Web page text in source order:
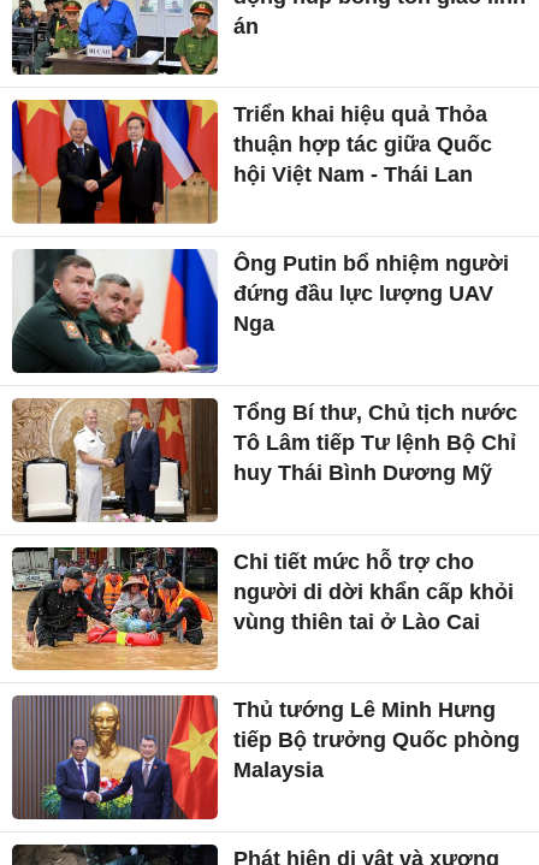
án
Triển khai hiệu quả Thỏa
thuận hợp tác giữa Quốc
hội Việt Nam - Thái Lan
Ông Putin bổ nhiệm người
đứng đầu lực lượng UAV
Nga
Tổng Bí thư, Chủ tịch nước
Tô Lâm tiếp Tư lệnh Bộ Chỉ
huy Thái Bình Dương Mỹ
Chi tiết mức hỗ trợ cho
người di dời khẩn cấp khỏi
vùng thiên tai ở Lào Cai
Thủ tướng Lê Minh Hưng
tiếp Bộ trưởng Quốc phòng
Malaysia
Phát hiện di vật và xương